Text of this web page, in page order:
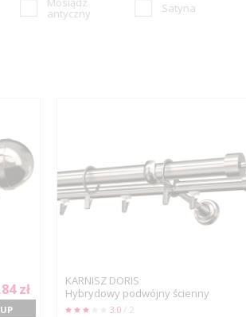
antyczny Satyna
zł
KARNISZ DORIS
Hybrydowy podwójny ścienny
3.0 / 2